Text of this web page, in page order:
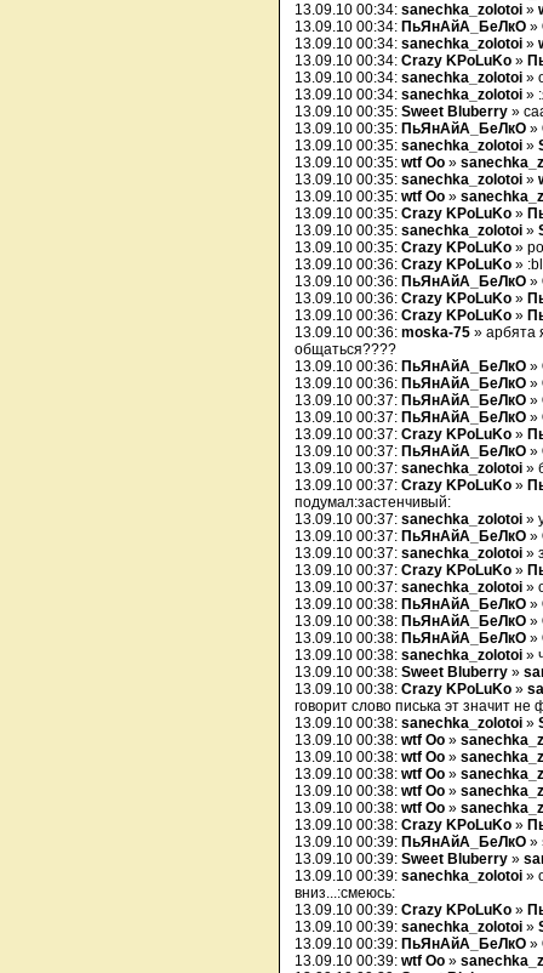
13.09.10 00:34: sanechka_zolotoi »
13.09.10 00:34: ПьЯнАйА_БеЛкО »
13.09.10 00:34: sanechka_zolotoi »
13.09.10 00:34: Crazy KPoLuKo »
13.09.10 00:34: sanechka_zolotoi »
13.09.10 00:34: sanechka_zolotoi »
13.09.10 00:35: Sweet Bluberry »
13.09.10 00:35: ПьЯнАйА_БеЛкО »
13.09.10 00:35: sanechka_zolotoi »
13.09.10 00:35: wtf Oo »
13.09.10 00:35: sanechka_zolotoi »
13.09.10 00:35: wtf Oo »
13.09.10 00:35: Crazy KPoLuKo »
13.09.10 00:35: sanechka_zolotoi »
13.09.10 00:35: Crazy KPoLuKo »
13.09.10 00:36: Crazy KPoLuKo »
13.09.10 00:36: ПьЯнАйА_БеЛкО »
13.09.10 00:36: Crazy KPoLuKo »
13.09.10 00:36: Crazy KPoLuKo »
13.09.10 00:36: moska-75 » арбята
общаться????
13.09.10 00:36: ПьЯнАйА_БеЛкО »
13.09.10 00:36: ПьЯнАйА_БеЛкО »
13.09.10 00:37: ПьЯнАйА_БеЛкО »
13.09.10 00:37: ПьЯнАйА_БеЛкО »
13.09.10 00:37: Crazy KPoLuKo »
13.09.10 00:37: ПьЯнАйА_БеЛкО »
13.09.10 00:37: sanechka_zolotoi »
13.09.10 00:37: Crazy KPoLuKo »
подумал:застенчивый:
13.09.10 00:37: sanechka_zolotoi »
13.09.10 00:37: ПьЯнАйА_БеЛкО »
13.09.10 00:37: sanechka_zolotoi »
13.09.10 00:37: Crazy KPoLuKo »
13.09.10 00:37: sanechka_zolotoi »
13.09.10 00:38: ПьЯнАйА_БеЛкО »
13.09.10 00:38: ПьЯнАйА_БеЛкО »
13.09.10 00:38: ПьЯнАйА_БеЛкО »
13.09.10 00:38: sanechka_zolotoi »
13.09.10 00:38: Sweet Bluberry »
13.09.10 00:38: Crazy KPoLuKo »
говорит слово писька эт значит не
13.09.10 00:38: sanechka_zolotoi »
13.09.10 00:38: wtf Oo »
13.09.10 00:38: wtf Oo »
13.09.10 00:38: wtf Oo »
13.09.10 00:38: wtf Oo »
13.09.10 00:38: wtf Oo »
13.09.10 00:38: Crazy KPoLuKo »
13.09.10 00:39: ПьЯнАйА_БеЛкО »
13.09.10 00:39: Sweet Bluberry »
13.09.10 00:39: sanechka_zolotoi »
вниз...:смеюсь:
13.09.10 00:39: Crazy KPoLuKo »
13.09.10 00:39: sanechka_zolotoi »
13.09.10 00:39: ПьЯнАйА_БеЛкО »
13.09.10 00:39: wtf Oo »